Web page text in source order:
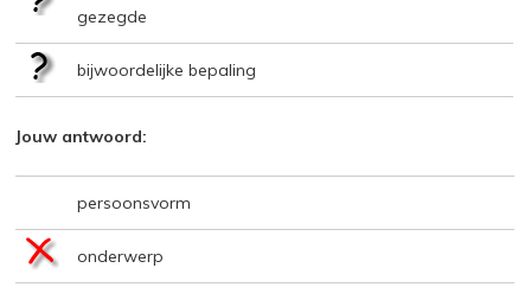
gezegde
bijwoordelijke bepaling
Jouw antwoord:
persoonsvorm
onderwerp